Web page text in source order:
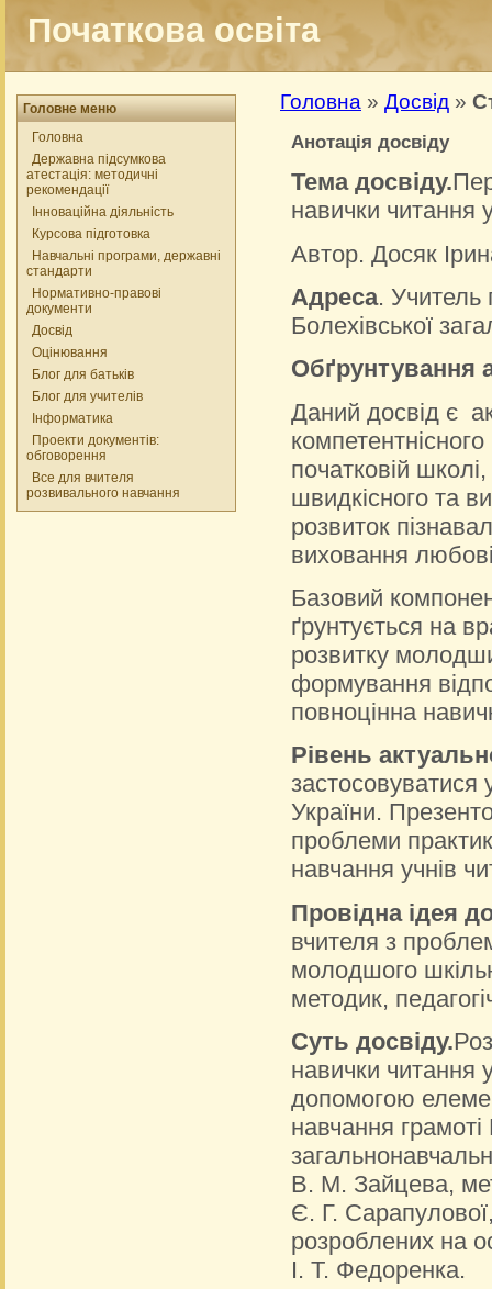
Початкова освіта
Головне меню
Головна
Державна підсумкова
атестація: методичні
рекомендації
Інноваційна діяльність
Курсова підготовка
Навчальні програми, державні
стандарти
Нормативно-правові
документи
Досвід
Оцінювання
Блог для батьків
Блог для учителів
Інформатика
Проекти документів:
обговорення
Все для вчителя
розвивального навчання
Головна » Досвід »
Анотація досвіду
Тема досвіду.
навички читання
Автор. Досяк
Адреса. Учитель
Болехівської
Обґрунтування
Даний досвід є
початковій
швидкісного та
розвиток
виховання
Базовий
ґрунтується на
розвитку
формування
повноцінна
Рівень
застосовуватися
України.
проблеми
навчання учнів
Провідна ідея
вчителя з
молодшого
методик,
Суть досвіду.
навички читання
допомогою
навчання
В. М. Зайцева,
Є. Г.
розроблених на
І. Т. Федоренка.